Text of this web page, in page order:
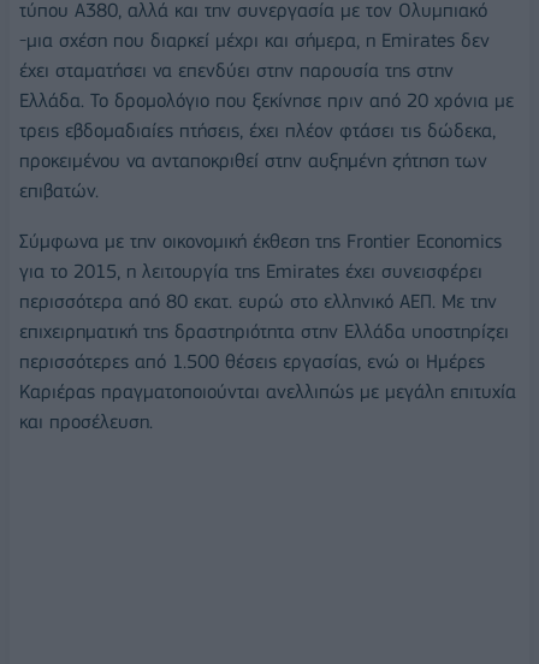
τύπου A380, αλλά και την συνεργασία με τον Ολυμπιακό
-μια σχέση που διαρκεί μέχρι και σήμερα, η Emirates δεν
έχει σταματήσει να επενδύει στην παρουσία της στην
Ελλάδα. Το δρομολόγιο που ξεκίνησε πριν από 20 χρόνια με
τρεις εβδομαδιαίες πτήσεις, έχει πλέον φτάσει τις δώδεκα,
προκειμένου να ανταποκριθεί στην αυξημένη ζήτηση των
επιβατών.
Σύμφωνα με την οικονομική έκθεση της Frontier Economics
για το 2015, η λειτουργία της Emirates έχει συνεισφέρει
περισσότερα από 80 εκατ. ευρώ στο ελληνικό ΑΕΠ. Με την
επιχειρηματική της δραστηριότητα στην Ελλάδα υποστηρίζει
περισσότερες από 1.500 θέσεις εργασίας, ενώ οι Ημέρες
Καριέρας πραγματοποιούνται ανελλιπώς με μεγάλη επιτυχία
και προσέλευση.